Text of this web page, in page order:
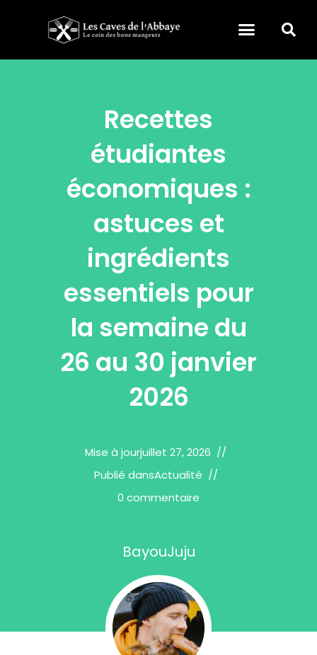
Recettes
étudiantes
économiques :
astuces et
ingrédients
essentiels pour
la semaine du
26 au 30 janvier
2026
Mise à jourjuillet 27, 2026
Publié dansActualité
0 commentaire
BayouJuju